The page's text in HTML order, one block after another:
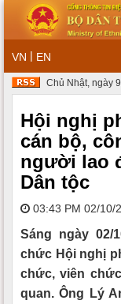
VN | EN
Chủ Nhật, ngày
Hội nghị
cán bộ,
người lao
Dân tộc
03:43 PM 02/10/
Sáng ngày 02/
chức Hội nghị
chức, viên
quan. Ông Lý